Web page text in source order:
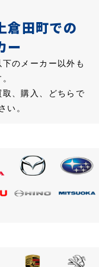
倉田町での
ー
のメーカー以外も
、購入、どちらで
い。